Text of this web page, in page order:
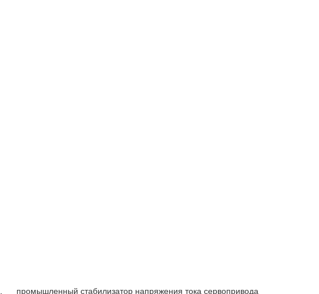
промышленный стабилизатор напряжения тока сервопривода